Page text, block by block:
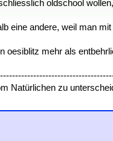
oldschool
eine andere, weil man
oesiblitz mehr als
Natürlichen zu